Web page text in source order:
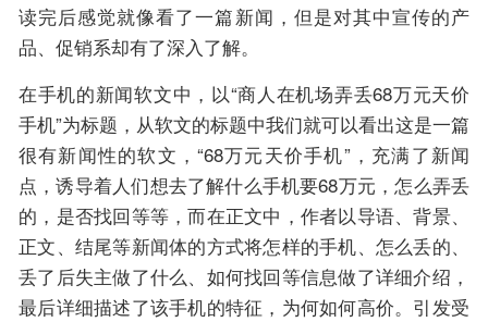
读完后感觉就像看了一篇新闻，但是对其中宣传的产
品、促销系却有了深入了解。
在手机的新闻软文中，以“商人在机场弄丢68万元天价
手机”为标题，从软文的标题中我们就可以看出这是一篇
很有新闻性的软文，“68万元天价手机”，充满了新闻
点，诱导着人们想去了解什么手机要68万元，怎么弄丢
的，是否找回等等，而在正文中，作者以导语、背景、
正文、结尾等新闻体的方式将怎样的手机、怎么丢的、
丢了后失主做了什么、如何找回等信息做了详细介绍，
最后详细描述了该手机的特征，为何如何高价。引发受